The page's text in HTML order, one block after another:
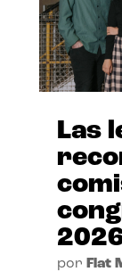
Las
por Flat